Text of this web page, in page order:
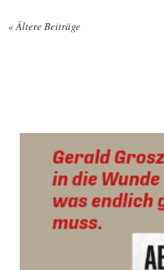
«Ältere Beiträge